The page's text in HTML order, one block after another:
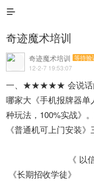

奇迹魔术培训
奇迹魔术培训 等待验
12-2-7 19:53:07
一、★★★★★ 会说话
哪家大《手机报牌器
种玩法，100%实战》
《普通机可上门安装》
《 以信誉求
《长期招收学徒》